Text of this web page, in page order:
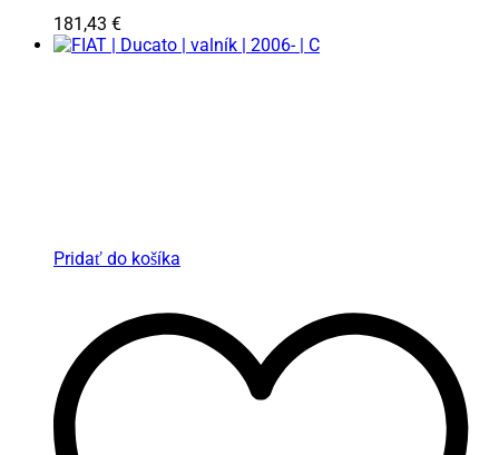
181,43 €
Pridať do košíka